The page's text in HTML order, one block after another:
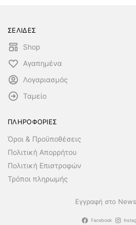
ΣΕΛΙΔΕΣ
Shop
Αγαπημένα
Λογαριασμός
Ταμείο
ΠΛΗΡΟΦΟΡΙΕΣ
Όροι & Προϋποθέσεις
Πολιτική Απορρήτου
Πολιτική Επιστροφών
Τρόποι πληρωμής
Εγγραφή στο
Facebook